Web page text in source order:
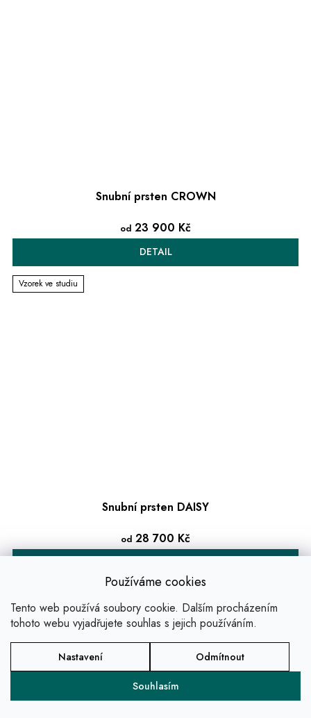
Používáme cookies
Tento web používá soubory cookie. Dalším procházením
tohoto webu vyjadřujete souhlas s jejich používáním.
Odmítnout
Souhlasím
Nastavení
Snubní prsten CROWN
od 23 900 Kč
DETAIL
Vzorek ve studiu
Snubní prsten DAISY
od 28 700 Kč